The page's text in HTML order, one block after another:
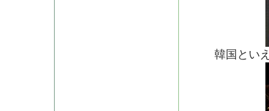
韓国とい